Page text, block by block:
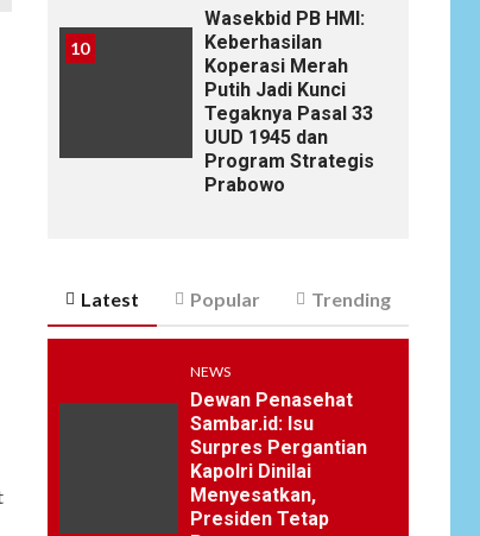
10
Wasekbid PB HMI:
Keberhasilan
Koperasi Merah
Putih Jadi Kunci
Tegaknya Pasal 33
UUD 1945 dan
Program Strategis
Prabowo
Latest Popular Trending
NEWS
Dewan Penasehat
Sambar.id: Isu
Surpres Pergantian
Kapolri Dinilai
Menyesatkan,
Presiden Tetap